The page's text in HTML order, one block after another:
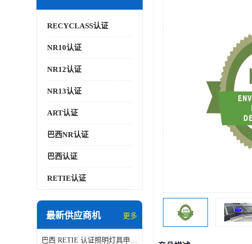
RECYCLASS认证
NR10认证
NR12认证
NR13认证
ART认证
巴西NR认证
巴西认证
RETIE认证
最新供应商机 更多
巴西 RETIE 认证照明灯具申请 RETIE 认证